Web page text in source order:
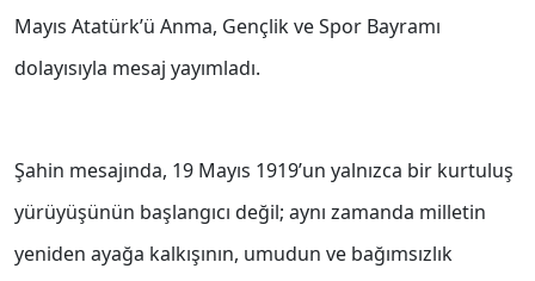
Mayıs Atatürk’ü Anma, Gençlik ve Spor Bayramı
dolayısıyla mesaj yayımladı.
Şahin mesajında, 19 Mayıs 1919’un yalnızca bir kurtuluş
yürüyüşünün başlangıcı değil; aynı zamanda milletin
yeniden ayağa kalkışının, umudun ve bağımsızlık